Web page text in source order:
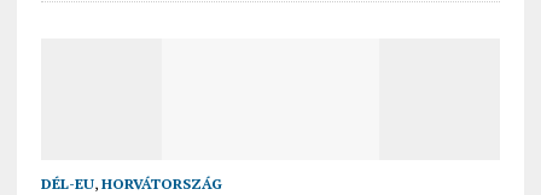
DÉL-EU, HORVÁTORSZÁG